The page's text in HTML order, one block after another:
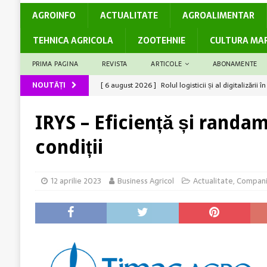
AGROINFO ACTUALITATE AGROALIMENTAR
TEHNICA AGRICOLA
ZOOTEHNIE CULTURA
PRIMA PAGINA REVISTA ARTICOLE ABONAMENTE
NOUTĂȚI [ 6 august 2026 ] Rolul logisticii și al digitalizării
[ 5 august 2026 ] Barierele administrative care
[ 4 august 2026 ]
IRYS – Eficiență și
condiții
12 aprilie 2023 Business Agricol Actualitate,